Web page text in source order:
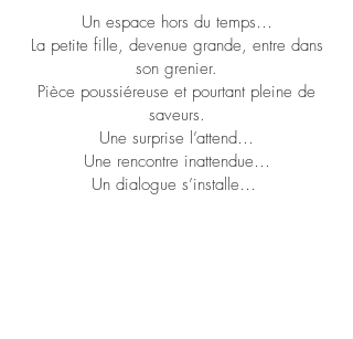
Un espace hors du temps…
La petite fille, devenue grande, entre dans
son grenier.
Pièce poussiéreuse et pourtant pleine de
saveurs.
Une surprise l’attend…
Une rencontre inattendue…
Un dialogue s’installe…